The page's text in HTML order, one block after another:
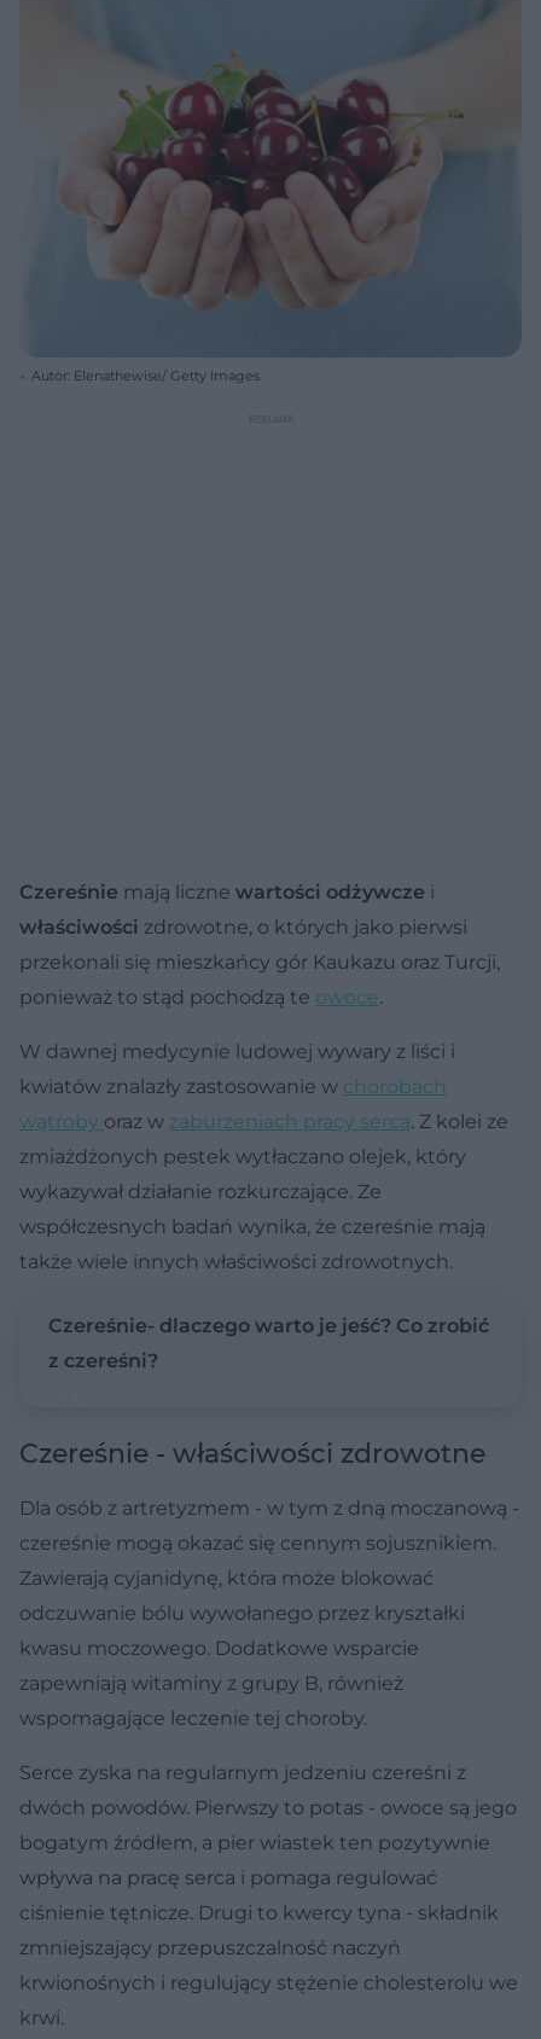
Autor: Elenathewise/ Getty Images
Czereśnie mają liczne wartości odżywcze i
właściwości zdrowotne, o których jako pierwsi
przekonali się mieszkańcy gór Kaukazu oraz Turcji,
ponieważ to stąd pochodzą te owoce.
W dawnej medycynie ludowej wywary z liści i
kwiatów znalazły zastosowanie w chorobach
wątroby oraz w zaburzeniach pracy serca. Z kolei ze
zmiażdżonych pestek wytłaczano olejek, który
wykazywał działanie rozkurczające. Ze
współczesnych badań wynika, że czereśnie mają
także wiele innych właściwości zdrowotnych.
Czereśnie- dlaczego warto je jeść? Co zrobić
z czereśni?
Czereśnie - właściwości zdrowotne
Dla osób z artretyzmem - w tym z dną moczanową -
czereśnie mogą okazać się cennym sojusznikiem.
Zawierają cyjanidynę, która może blokować
odczuwanie bólu wywołanego przez kryształki
kwasu moczowego. Dodatkowe wsparcie
zapewniają witaminy z grupy B, również
wspomagające leczenie tej choroby.
Serce zyska na regularnym jedzeniu czereśni z
dwóch powodów. Pierwszy to potas - owoce są jego
bogatym źródłem, a pier wiastek ten pozytywnie
wpływa na pracę serca i pomaga regulować
ciśnienie tętnicze. Drugi to kwercy tyna - składnik
zmniejszający przepuszczalność naczyń
krwionośnych i regulujący stężenie cholesterolu we
krwi.